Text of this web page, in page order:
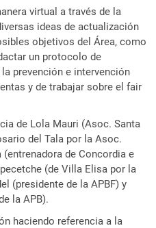
virtual a través de la
ideas de actualización
objetivos del Área, como
un protocolo de
prevención e intervención
y de trabajar sobre el fair
de Lola Mauri (Asoc. Santa
del Tala por la Asoc.
(entrenadora de Concordia e
(de Villa Elisa por la
(presidente de la APBF) y
la APB).
haciendo referencia a la